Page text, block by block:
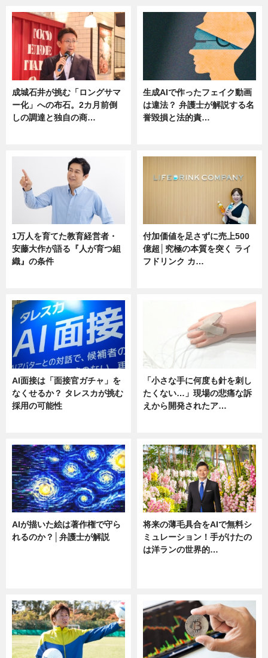
成城石井が挑む「ロングサマ
ー化」への布石。2カ月前倒
しの調達と独自の商…
生成AIで作ったフェイク動画
は違法？ 弁護士が解説する名
誉毀損と法的責…
1万人を育てた教育経営者・
安藤大作が語る『人が育つ組
織』の条件
付加価値を足さずに売上500
億超│究極の本質を突く ライ
フドリンク カ…
AI面接は「面接官ガチャ」を
なくせるか？ タレスカが挑む
採用の可能性
「小さな手に何度も針を刺し
たくない…」現場の悲痛な訴
えから開発されたア…
AIが描いた絵は著作権で守ら
れるのか？│弁護士が解説
将来の薄毛具合をAIで無料シ
ミュレーション！手がけたの
は洋ランの世界的…